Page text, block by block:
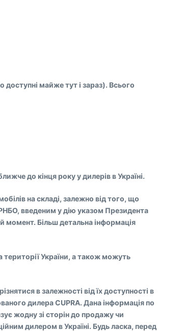
доступні майже тут і зараз). Всього
до кінця року у дилерів в Україні.
на складі, залежно від того, що
введеним у дію указом Президента
момент. Більш детальна інформація
території України, а також можуть
в залежності від їх доступності в
дилера CUPRA. Дана інформація по
жодну зі сторін до продажу чи
дилером в Україні. Будь ласка, перед